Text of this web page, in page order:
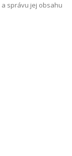
správu jej obsahu